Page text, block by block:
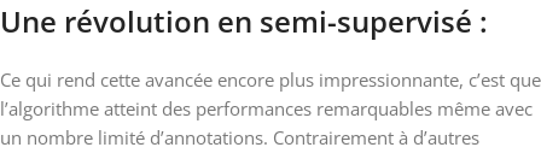
Une révolution en semi-supervisé :
Ce qui rend cette avancée encore plus impressionnante, c’est que
l’algorithme atteint des performances remarquables même avec
un nombre limité d’annotations. Contrairement à d’autres